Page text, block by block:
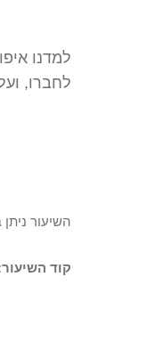
למדנו
לחברו,
השיעור
קוד